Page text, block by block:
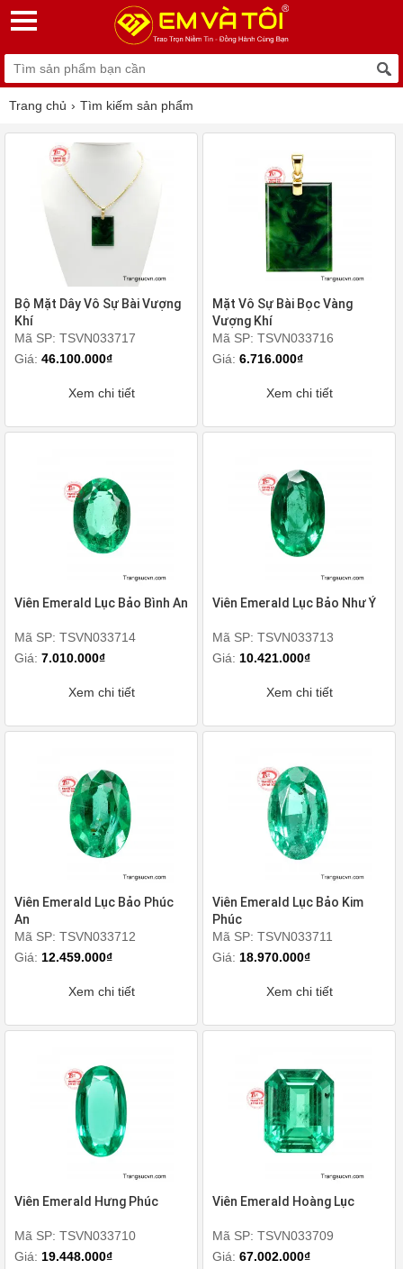
Trang chủ Tìm kiếm sản phẩm
Bộ Mặt Dây Vô Sự Bài Vượng
Khí
Mã SP: TSVN033717
Giá: 46.100.000₫
Xem chi tiết
Mặt Vô Sự Bài Bọc Vàng
Vượng Khí
Mã SP: TSVN033716
Giá:6.716.000₫
Xem chi tiết
Viên Emerald Lục Bảo Bình An
Mã SP: TSVN033714
Giá: 7.010.000₫
Xem chi tiết
Viên Emerald Lục Bảo Như Ý
Mã SP: TSVN033713
Giá: 10.421.000₫
Xem chi tiết
Viên Emerald Lục Bảo Phúc
An
Mã SP: TSVN033712
Giá: 12.459.000₫
Xem chi tiết
Viên Emerald Lục Bảo Kim
Phúc
Mã SP: TSVN033711
Giá: 18.970.000₫
Xem chi tiết
Viên Emerald Hưng Phúc
Mã SP: TSVN033710
Giá: 19.448.000₫
Viên Emerald Hoàng Lục
Mã SP: TSVN033709
Giá:67.002.000₫